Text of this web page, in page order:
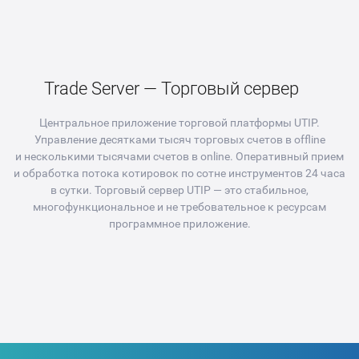
Trade Server — Торговый сервер
Центральное приложение торговой платформы UTIP.
Управление десятками тысяч торговых счетов в offline
и несколькими тысячами счетов в online. Оперативный прием
и обработка потока котировок по сотне инструментов 24 часа
в сутки. Торговый сервер UTIP — это стабильное,
многофункциональное и не требовательное к ресурсам
программное приложение.